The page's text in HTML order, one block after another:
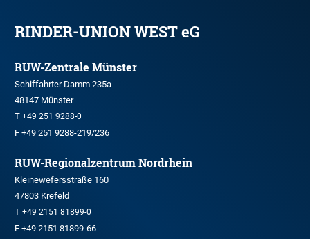
RINDER-UNION WEST eG
RUW-Zentrale Münster
Schiffahrter Damm 235a
48147 Münster
T +49 251 9288-0
F +49 251 9288-219/236
RUW-Regionalzentrum Nordrhein
Kleinewefersstraße 160
47803 Krefeld
T +49 2151 81899-0
F +49 2151 81899-66